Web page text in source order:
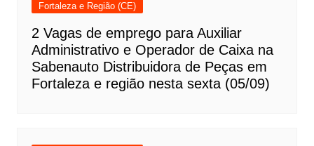
Fortaleza e Região (CE)
2 Vagas de emprego para Auxiliar
Administrativo e Operador de Caixa na
Sabenauto Distribuidora de Peças em
Fortaleza e região nesta sexta (05/09)